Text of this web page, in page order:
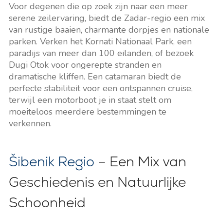
Voor degenen die op zoek zijn naar een meer
serene zeilervaring, biedt de Zadar-regio een mix
van rustige baaien, charmante dorpjes en nationale
parken. Verken het Kornati Nationaal Park, een
paradijs van meer dan 100 eilanden, of bezoek
Dugi Otok voor ongerepte stranden en
dramatische kliffen. Een catamaran biedt de
perfecte stabiliteit voor een ontspannen cruise,
terwijl een motorboot je in staat stelt om
moeiteloos meerdere bestemmingen te
verkennen.
Šibenik Regio – Een Mix van
Geschiedenis en Natuurlijke
Schoonheid